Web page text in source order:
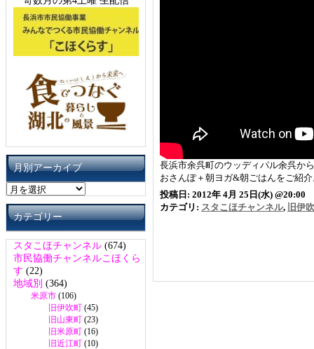
月別アーカイブ
月
別
ア
カ
イ
ブ
カテゴリー
スタこほチャンネル (674)
市民協働チャンネルこほくら
す (22)
地域別 (364)
米原市 (106)
旧伊吹町 (45)
旧山東町 (23)
旧米原町 (16)
旧近江町 (10)
長浜市余呉町のウッディパル余呉か
おさんぽ＋朝ヨガ&朝ごはんをご紹
投稿日: 2012年 4月 25日(水) @20:00
カテゴリ: スタこほチャンネル, 旧伊